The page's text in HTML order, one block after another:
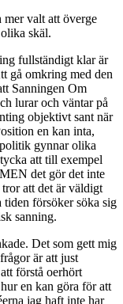
mer valt att överge
skäl.
fullständigt klar är
gå omkring med den
Sanningen Om
lurar och väntar på
objektivt sant när
en kan inta,
gynnar olika
att till exempel
det gör det inte
att det är väldigt
tiden försöker söka sig
sanning.
Det som gett mig
är att just
förstå oerhört
en kan göra för att
jag haft inte har